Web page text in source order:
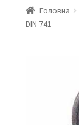
Головна
DIN 741